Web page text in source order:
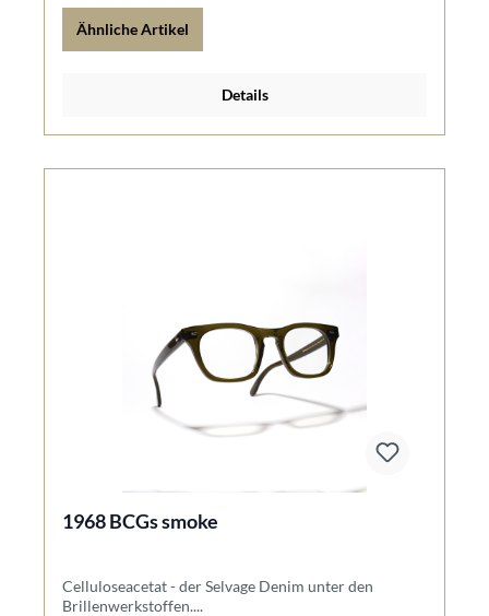
Ähnliche Artikel
Details
1968 BCGs smoke
Celluloseacetat - der Selvage Denim unter den
Brillenwerkstoffen....